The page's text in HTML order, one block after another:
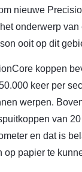
nieuwe
onderwerp van
ooit op dit
koppen
keer per
werpen.
van
en dat is
op papier te